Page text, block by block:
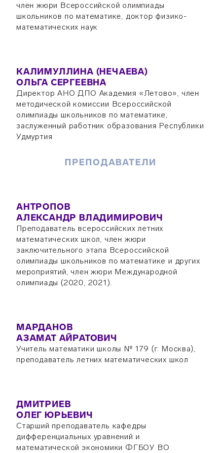
член жюри Всероссийской олимпиады
школьников по математике, доктор физико-
математических наук
КАЛИМУЛЛИНА (НЕЧАЕВА)
ОЛЬГА СЕРГЕЕВНА
Директор АНО ДПО Академия «Летово», член
методической комиссии Всероссийской
олимпиады школьников по математике,
заслуженный работник образования Республики
Удмуртия
ПРЕПОДАВАТЕЛИ
АНТРОПОВ
АЛЕКСАНДР ВЛАДИМИРОВИЧ
Преподаватель всероссийских летних
математических школ, член жюри
заключительного этапа Всероссийской
олимпиады школьников по математике и других
мероприятий, член жюри Международной
олимпиады (2020, 2021).
МАРДАНОВ
АЗАМАТ АЙРАТОВИЧ
Учитель математики школы № 179 (г. Москва),
преподаватель летних математических школ
ДМИТРИЕВ
ОЛЕГ ЮРЬЕВИЧ
Старший преподаватель кафедры
дифференциальных уравнений и
математической экономики ФГБОУ ВО